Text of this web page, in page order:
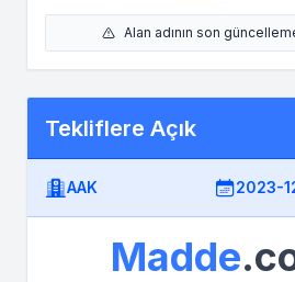
Alan adının son
Tekliflere Açık
AAK 2023-
Madde